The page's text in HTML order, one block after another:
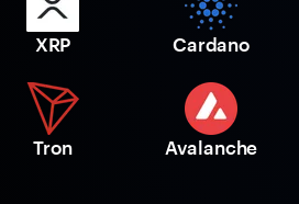
XRP Cardano
Tron Avalanche